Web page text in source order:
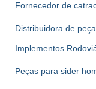
Fornecedor de
Distribuidora de
Implementos
Peças para sider